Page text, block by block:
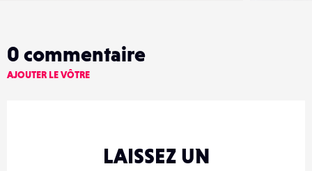
0 commentaire
AJOUTER LE VÔTRE
LAISSEZ UN